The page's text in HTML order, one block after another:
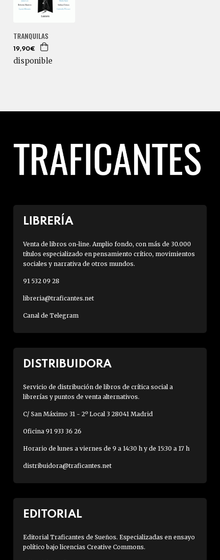
TRANQUILAS
19,90€
disponible
LIBRERÍA
Venta de libros on-line. Amplio fondo, con más de 30.000
títulos especializado en pensamiento crítico, movimientos
sociales y narrativa de otros mundos.
91 532 09 28
libreria@traficantes.net
Canal de Telegram
DISTRIBUIDORA
Servicio de distribución de libros de crítica social a
librerías y puntos de venta alternativos.
C/ San Máximo 31 - 2º Local 3 28041 Madrid
Oficina 91 933 36 26
Horario de lunes a viernes de 9 a 14:30 h y de 15:30 a 17 h
distribuidora@traficantes.net
EDITORIAL
Editorial Traficantes de Sueños. Especializadas en ensayo
político bajo licencias Creative Commons.